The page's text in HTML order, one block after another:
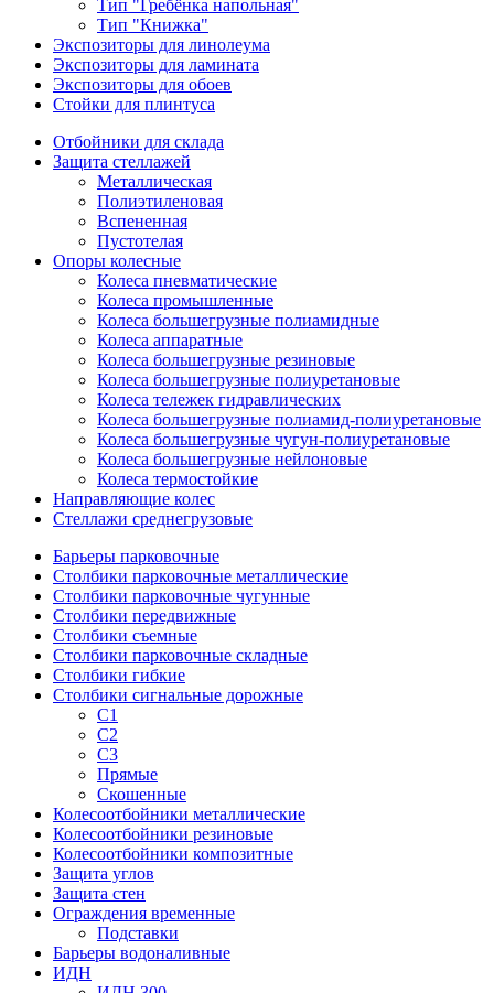
Тип "Гребёнка напольная"
Тип "Книжка"
Экспозиторы для линолеума
Экспозиторы для ламината
Экспозиторы для обоев
Стойки для плинтуса
Отбойники для склада
Защита стеллажей
Металлическая
Полиэтиленовая
Вспененная
Пустотелая
Опоры колесные
Колеса пневматические
Колеса промышленные
Колеса большегрузные полиамидные
Колеса аппаратные
Колеса большегрузные резиновые
Колеса большегрузные полиуретановые
Колеса тележек гидравлических
Колеса большегрузные полиамид-полиуретановые
Колеса большегрузные чугун-полиуретановые
Колеса большегрузные нейлоновые
Колеса термостойкие
Направляющие колес
Стеллажи среднегрузовые
Барьеры парковочные
Столбики парковочные металлические
Столбики парковочные чугунные
Столбики передвижные
Столбики съемные
Столбики парковочные складные
Столбики гибкие
Столбики сигнальные дорожные
С1
С2
С3
Прямые
Скошенные
Колесоотбойники металлические
Колесоотбойники резиновые
Колесоотбойники композитные
Защита углов
Защита стен
Ограждения временные
Подставки
Барьеры водоналивные
ИДН